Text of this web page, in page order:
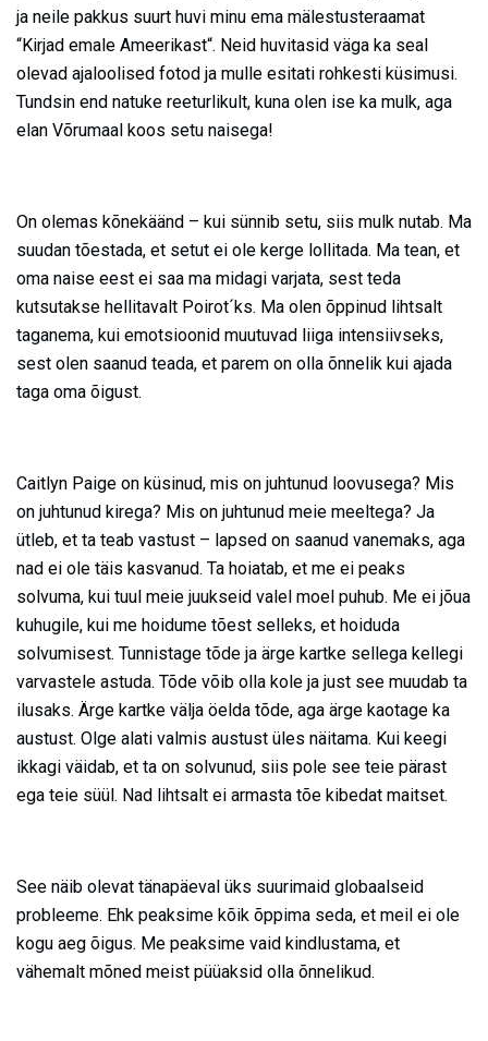
ja neile pakkus suurt huvi minu ema mälestusteraamat
“Kirjad emale Ameerikast“. Neid huvitasid väga ka seal
olevad ajaloolised fotod ja mulle esitati rohkesti küsimusi.
Tundsin end natuke reeturlikult, kuna olen ise ka mulk, aga
elan Võrumaal koos setu naisega!
On olemas kõnekäänd – kui sünnib setu, siis mulk nutab. Ma
suudan tõestada, et setut ei ole kerge lollitada. Ma tean, et
oma naise eest ei saa ma midagi varjata, sest teda
kutsutakse hellitavalt Poirot´ks. Ma olen õppinud lihtsalt
taganema, kui emotsioonid muutuvad liiga intensiivseks,
sest olen saanud teada, et parem on olla õnnelik kui ajada
taga oma õigust.
Caitlyn Paige on küsinud, mis on juhtunud loovusega? Mis
on juhtunud kirega? Mis on juhtunud meie meeltega? Ja
ütleb, et ta teab vastust – lapsed on saanud vanemaks, aga
nad ei ole täis kasvanud. Ta hoiatab, et me ei peaks
solvuma, kui tuul meie juukseid valel moel puhub. Me ei jõua
kuhugile, kui me hoidume tõest selleks, et hoiduda
solvumisest. Tunnistage tõde ja ärge kartke sellega kellegi
varvastele astuda. Tõde võib olla kole ja just see muudab ta
ilusaks. Ärge kartke välja öelda tõde, aga ärge kaotage ka
austust. Olge alati valmis austust üles näitama. Kui keegi
ikkagi väidab, et ta on solvunud, siis pole see teie pärast
ega teie süül. Nad lihtsalt ei armasta tõe kibedat maitset.
See näib olevat tänapäeval üks suurimaid globaalseid
probleeme. Ehk peaksime kõik õppima seda, et meil ei ole
kogu aeg õigus. Me peaksime vaid kindlustama, et
vähemalt mõned meist püüaksid olla õnnelikud.